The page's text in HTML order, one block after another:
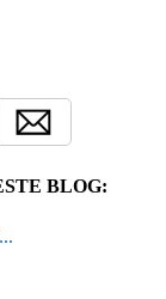
BLOG: